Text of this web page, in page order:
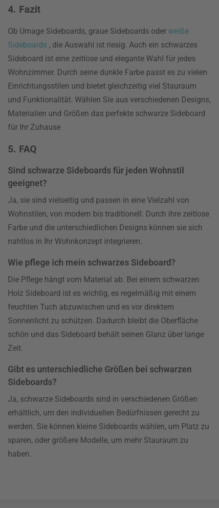
4. Fazit
Ob Umage Sideboards, graue Sideboards oder weiße
Sideboards , die Auswahl ist riesig. Auch ein schwarzes
Sideboard ist eine zeitlose und elegante Wahl für jedes
Wohnzimmer. Durch seine dunkle Farbe passt es zu vielen
Einrichtungsstilen und bietet gleichzeitig viel Stauraum
und Funktionalität. Wählen Sie aus verschiedenen Designs,
Materialien und Größen das perfekte schwarze Sideboard
für Ihr Zuhause
5. FAQ
Sind schwarze Sideboards für jeden Wohnstil
geeignet?
Ja, sie sind vielseitig und passen in eine Vielzahl von
Wohnstilen, von modern bis traditionell. Durch ihre zeitlose
Farbe und die unterschiedlichen Designs können sie sich
nahtlos in Ihr Wohnkonzept integrieren.
Wie pflege ich mein schwarzes Sideboard?
Die Pflege hängt vom Material ab. Bei einem schwarzen
Holz Sideboard ist es wichtig, es regelmäßig mit einem
feuchten Tuch abzuwischen und es vor direktem
Sonnenlicht zu schützen. Dadurch bleibt die Oberfläche
schön und das Sideboard behält seinen Glanz über lange
Zeit.
Gibt es unterschiedliche Größen bei schwarzen
Sideboards?
Ja, schwarze Sideboards sind in verschiedenen Größen
erhältlich, um den individuellen Bedürfnissen gerecht zu
werden. Sie können kleine Sideboards wählen, um Platz zu
sparen, oder größere Modelle, um mehr Stauraum zu
haben.